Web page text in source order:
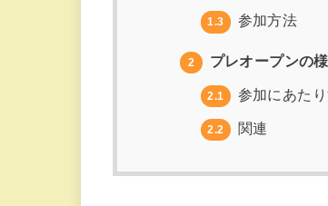
1.3 参加方法
2 プレオープンの
2.1 参加にあた
2.2 関連